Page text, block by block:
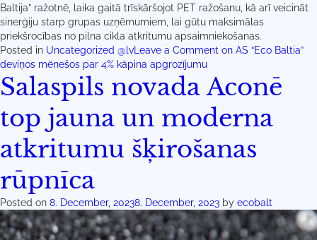
Baltija” ražotnē, laika gaitā trīskāršojot PET ražošanu, kā arī veicināt
sinerģiju starp grupas uzņēmumiem, lai gūtu maksimālas
priekšrocības no pilna cikla atkritumu apsaimniekošanas.
Posted in Uncategorized @lv Leave a Comment on AS “Eco Baltia”
deviņos mēnešos par 4% kāpina apgrozījumu
Salaspils novada Aconē
top jauna un moderna
atkritumu šķirošanas
rūpnīca
Posted on 8. December, 20238. December, 2023 by ecobalt